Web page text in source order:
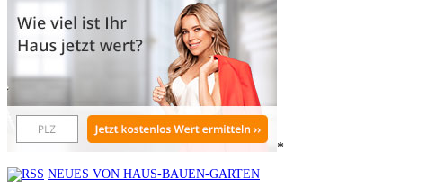
*
NEUES VON HAUS-BAUEN-GARTEN